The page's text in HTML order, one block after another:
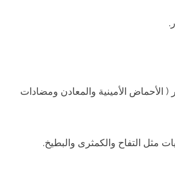
الأحماض الأمينية والمعادن ومضادات
مثل التفاح والكمثرى والبطيخ.